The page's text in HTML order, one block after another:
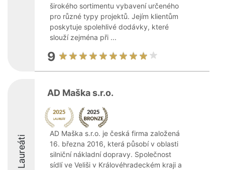
širokého sortimentu vybavení určeného
pro různé typy projektů. Jejím klientům
poskytuje spolehlivé dodávky, které
slouží zejména při ...
9
Laureáti
AD Maška s.r.o.
AD Maška s.r.o. je česká firma založená
16. března 2016, která působí v oblasti
silniční nákladní dopravy. Společnost
sídlí ve Veliši v Královéhradeckém kraji a